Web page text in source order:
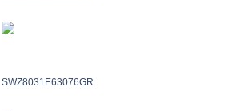
SWZ8031E63076GR